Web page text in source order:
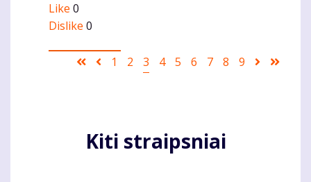
Like 0
Dislike 0
Pagination
First Ankstesnis
Puslapis
1 Puslapis
2
Current
3 Puslapis
4 Puslapis
5 Puslapis
6 Puslapis
7 Puslapis
8 Puslapis
9
Sekantis
Kiti straipsniai